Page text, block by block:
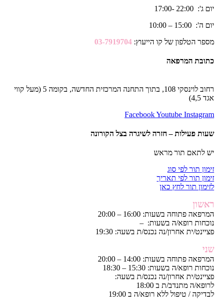
יום ג': 22:00 -17:00
יום ה': 15:00 – 10:00
מספר הטלפון של קו הייעוץ: 03-7919704
כתובת המרפאה
רחוב לוינסקי 108, בתוך התחנה המרכזית החדשה, בקומה 5 (מעל קווי
אגד 4,5)
FacebookYoutube Instagram
שעות פעילות – חזרה לשיגרה בצל הקורונה
יש לתאם תור מראש
זימון תור לפי סוג
זימון תור לפי תאריך
לזימון תור לחץ כאן
ראשון
המרפאה פתוחה בשעות: 16:00 – 20:00
נוכחות רופא/ה בשעות: –
פציינט/ית אחרון/נה נכנס/ת בשעה: 19:30
שני
המרפאה פתוחה בשעות: 14:00 – 20:00
נוכחות רופא/ה בשעות: 15:30 – 18:30
פציינט/ית אחרון/נה נכנס/ת בשעה:
לרופא/ה מתנדב/ת ב 18:00
לבדיקה / טיפול ללא רופא/ה ב 19:00